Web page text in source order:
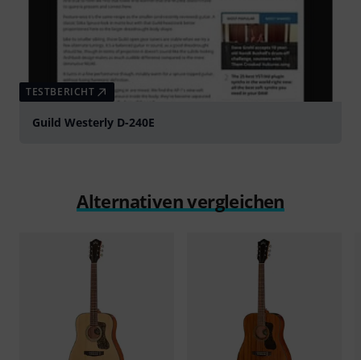
TESTBERICHT
Guild Westerly D-240E
Alternativen vergleichen